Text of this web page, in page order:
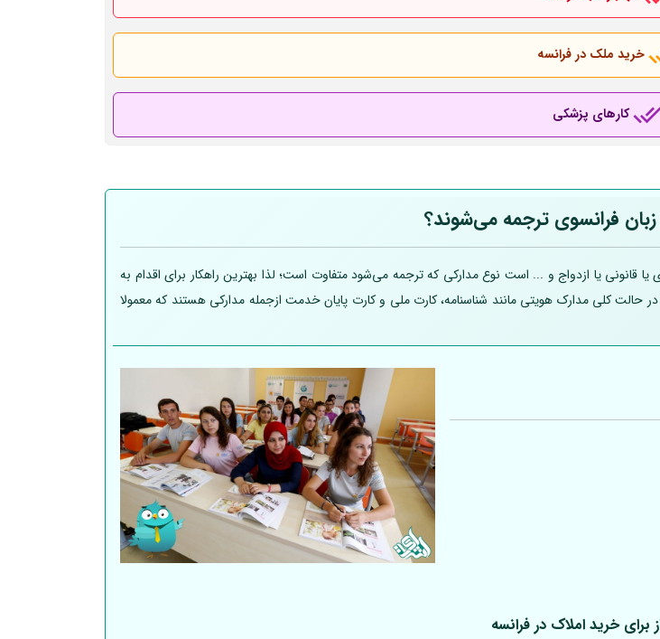
خرید ملک در فرانسه
کارهای پزشکی
فرانسوی ترجمه می‌شوند؟
یا ازدواج و ... است نوع مدارکی که ترجمه می‌شود متفاوت است؛ لذا بهترین راهکار برای اقدام به
در حالت کلی مدارک هویتی مانند شناسنامه، کارت ملی و کارت پایان خدمت ازجمله مدارکی هستند که معمولا
برای خرید املاک در فرانسه